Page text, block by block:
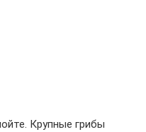
Крупные грибы